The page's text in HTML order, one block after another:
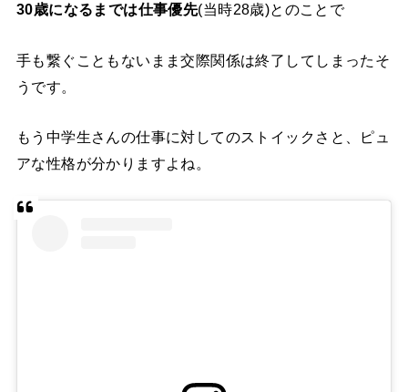
30歳になるまでは仕事優先(当時28歳)とのことで
手も繋ぐこともないまま交際関係は終了してしまったそ
うです。
もう中学生さんの仕事に対してのストイックさと、ピュ
アな性格が分かりますよね。